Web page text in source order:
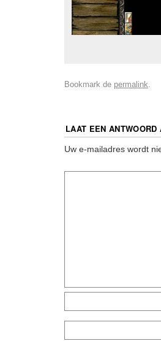
Bookmark de permalink.
LAAT EEN ANTWOORD
Uw e-mailadres wordt